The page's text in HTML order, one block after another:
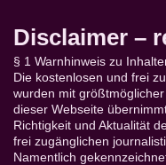
Disclaimer –
§ 1 Warnhinweis zu
Die kostenlosen und frei
wurden mit
dieser Webseite
Richtigkeit und Aktualität
frei zugänglichen
Namentlich